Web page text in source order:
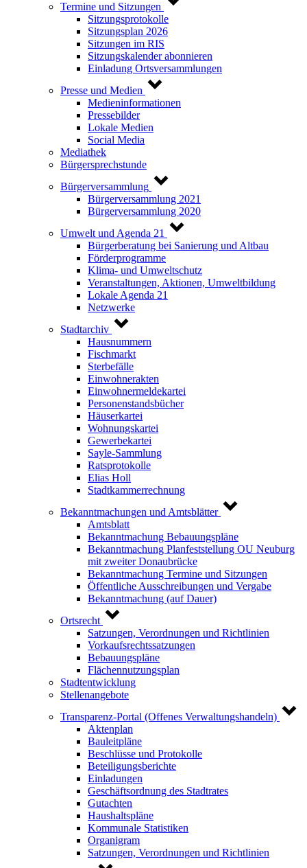
Termine und Sitzungen
Sitzungsprotokolle
Sitzungsplan 2026
Sitzungen im RIS
Sitzungskalender abonnieren
Einladung Ortsversammlungen
Presse und Medien
Medieninformationen
Pressebilder
Lokale Medien
Social Media
Mediathek
Bürgersprechstunde
Bürgerversammlung
Bürgerversammlung 2021
Bürgerversammlung 2020
Umwelt und Agenda 21
Bürgerberatung bei Sanierung und Altbau
Förderprogramme
Klima- und Umweltschutz
Veranstaltungen, Aktionen, Umweltbildung
Lokale Agenda 21
Netzwerke
Stadtarchiv
Hausnummern
Fischmarkt
Sterbefälle
Einwohnerakten
Einwohnermeldekartei
Personenstandsbücher
Häuserkartei
Wohnungskartei
Gewerbekartei
Sayle-Sammlung
Ratsprotokolle
Elias Holl
Stadtkammerrechnung
Bekanntmachungen und Amtsblätter
Amtsblatt
Bekanntmachung Bebauungspläne
Bekanntmachung Planfeststellung OU Neuburg
mit zweiter Donaubrücke
Bekanntmachung Termine und Sitzungen
Öffentliche Ausschreibungen und Vergabe
Bekanntmachung (auf Dauer)
Ortsrecht
Satzungen, Verordnungen und Richtlinien
Vorkaufsrechtssatzungen
Bebauungspläne
Flächennutzungsplan
Stadtentwicklung
Stellenangebote
Transparenz-Portal (Offenes Verwaltungshandeln)
Aktenplan
Bauleitpläne
Beschlüsse und Protokolle
Beteiligungsberichte
Einladungen
Geschäftsordnung des Stadtrates
Gutachten
Haushaltspläne
Kommunale Statistiken
Organigram
Satzungen, Verordnungen und Richtlinien